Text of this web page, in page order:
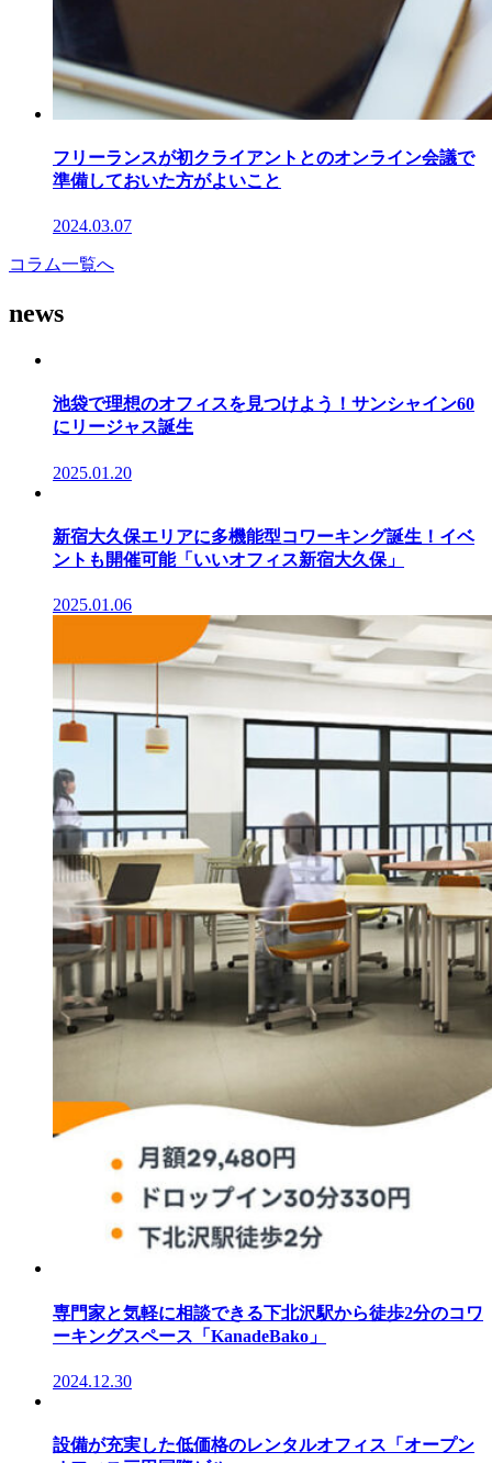
フリーランスが初クライアントとのオンライン会議で
準備しておいた方がよいこと
2024.03.07
コラム一覧へ
news
池袋で理想のオフィスを見つけよう！サンシャイン60
にリージャス誕生
2025.01.20
新宿大久保エリアに多機能型コワーキング誕生！イベ
ントも開催可能「いいオフィス新宿大久保」
2025.01.06
専門家と気軽に相談できる下北沢駅から徒歩2分のコワ
ーキングスペース「KanadeBako」
2024.12.30
設備が充実した低価格のレンタルオフィス「オープン